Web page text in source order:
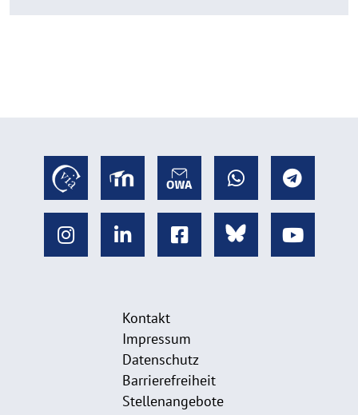
Kontakt
Impressum
Datenschutz
Barrierefreiheit
Stellenangebote